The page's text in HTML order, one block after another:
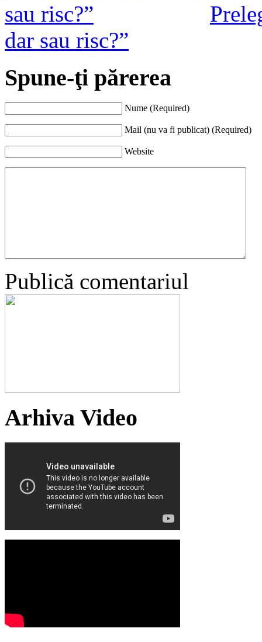
dar sau risc?”
Spune-ţi părerea
Nume (Required)
Mail (nu va fi publicat) (Required)
Website
Publică comentariul
Arhiva Video